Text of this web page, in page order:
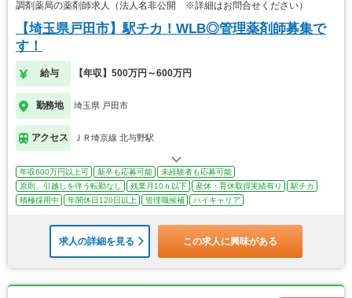
調剤薬局の薬剤師求人（法人名非公開 ※詳細はお問合せください）
【埼玉県戸田市】駅チカ！WLB◎管理薬剤師募集で
す！
給与 【年収】500万円～600万円
勤務地 埼玉県 戸田市
アクセス ＪＲ埼京線 北与野駅
年収600万円以上可 新卒も応募可能
未経験者も応募可能
原則、引越しを伴う転勤なし
残業月10ｈ以下 産休・育休取得実績有り
駅チカ
積極採用中
年間休日120日以上 管理職候補 ハイキャリア
求人の詳細を見る この求人に興味がある